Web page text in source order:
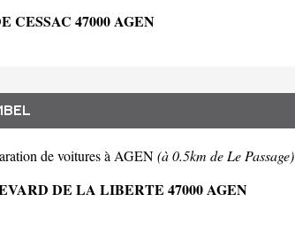
CESSAC 47000 AGEN
de voitures à AGEN(à 0.5km de Le Passage)
DE LA LIBERTE 47000 AGEN